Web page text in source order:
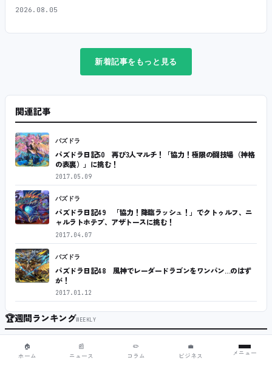
2026.08.05
新着記事をもっと見る
関連記事
パズドラ
パズドラ日記50 再び3人マルチ！「協力！極限の闘技場（神格
の表裏）」に挑む！
2017.05.09
パズドラ
パズドラ日記49 「協力！降臨ラッシュ！」でクトゥルフ、ニ
ャルラトホテプ、アザトースに挑む！
2017.04.07
パズドラ
パズドラ日記48 風神でレーダードラゴンをワンパン…のはず
が！
2017.01.12
🏆週間ランキングWEEKLY
有料ガチャなしの基本無料MMORPG「スライムの世界 ぷにっと冒
険記」、Steam向けの無料体験版が8月末に配信決定
🏠
ホーム
📰
ニュース
✏️
コラム
💼
ビジネス
メニュー